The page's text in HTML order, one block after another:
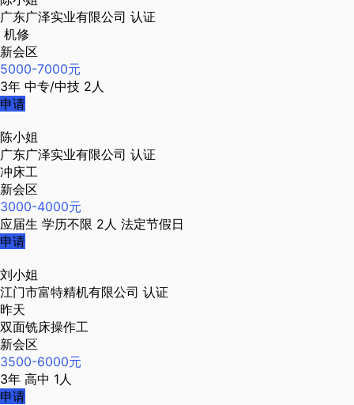
广东广泽实业有限公司 认证
机修
新会区
5000-7000元
3年 中专/中技 2人
申请
陈小姐
广东广泽实业有限公司 认证
冲床工
新会区
3000-4000元
应届生 学历不限 2人 法定节假日
申请
刘小姐
江门市富特精机有限公司 认证
昨天
双面铣床操作工
新会区
3500-6000元
3年 高中 1人
申请